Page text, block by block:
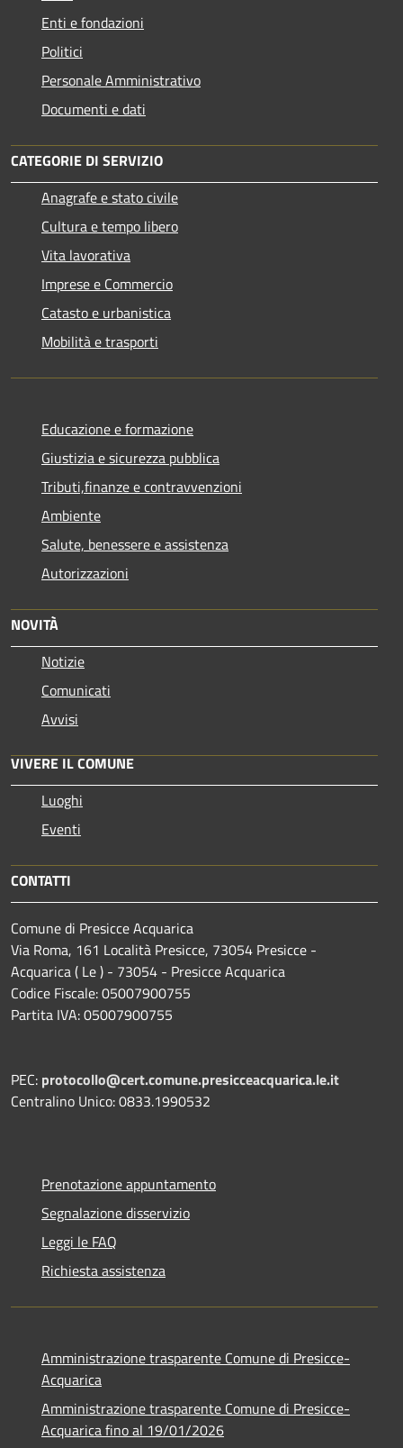
Enti e fondazioni
Politici
Personale Amministrativo
Documenti e dati
CATEGORIE DI SERVIZIO
Anagrafe e stato civile
Cultura e tempo libero
Vita lavorativa
Imprese e Commercio
Catasto e urbanistica
Mobilità e trasporti
Educazione e formazione
Giustizia e sicurezza pubblica
Tributi,finanze e contravvenzioni
Ambiente
Salute, benessere e assistenza
Autorizzazioni
NOVITÀ
Notizie
Comunicati
Avvisi
VIVERE IL COMUNE
Luoghi
Eventi
CONTATTI
Comune di Presicce Acquarica
Via Roma, 161 Località Presicce, 73054 Presicce -
Acquarica ( Le ) - 73054 - Presicce Acquarica
Codice Fiscale: 05007900755
Partita IVA: 05007900755
PEC: protocollo@cert.comune.presicceacquarica.le.it
Centralino Unico: 0833.1990532
Prenotazione appuntamento
Segnalazione disservizio
Leggi le FAQ
Richiesta assistenza
Amministrazione trasparente Comune di Presicce-
Acquarica
Amministrazione trasparente Comune di Presicce-
Acquarica fino al 19/01/2026